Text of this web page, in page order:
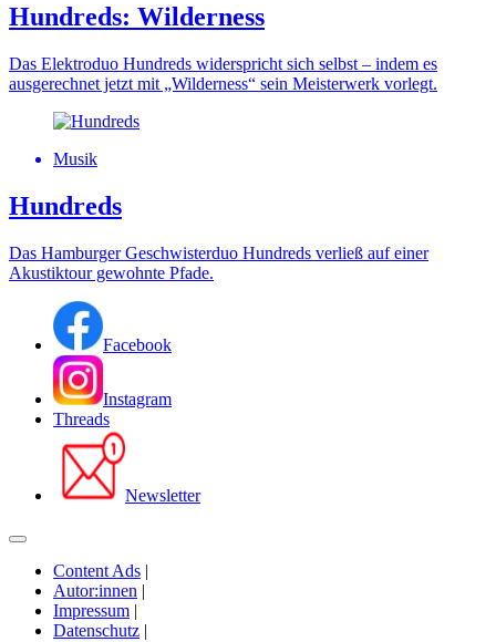
Hundreds: Wilderness
Das Elektroduo Hundreds widerspricht sich selbst – indem es
ausgerechnet jetzt mit „Wilderness“ sein Meisterwerk vorlegt.
Musik
Hundreds
Das Hamburger Geschwisterduo Hundreds verließ auf einer
Akustiktour gewohnte Pfade.
Facebook
Instagram
Threads
Newsletter
Content Ads |
Autor:innen |
Impressum |
Datenschutz |